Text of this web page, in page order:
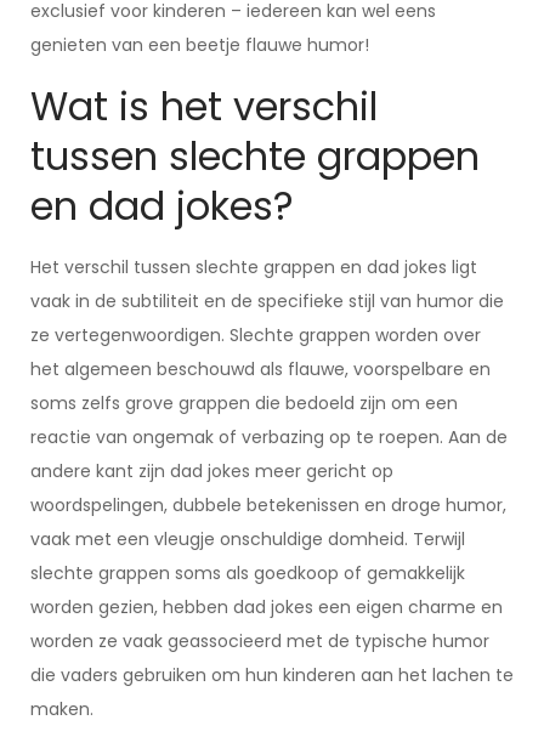
exclusief voor kinderen – iedereen kan wel eens
genieten van een beetje flauwe humor!
Wat is het verschil
tussen slechte grappen
en dad jokes?
Het verschil tussen slechte grappen en dad jokes ligt
vaak in de subtiliteit en de specifieke stijl van humor die
ze vertegenwoordigen. Slechte grappen worden over
het algemeen beschouwd als flauwe, voorspelbare en
soms zelfs grove grappen die bedoeld zijn om een
reactie van ongemak of verbazing op te roepen. Aan de
andere kant zijn dad jokes meer gericht op
woordspelingen, dubbele betekenissen en droge humor,
vaak met een vleugje onschuldige domheid. Terwijl
slechte grappen soms als goedkoop of gemakkelijk
worden gezien, hebben dad jokes een eigen charme en
worden ze vaak geassocieerd met de typische humor
die vaders gebruiken om hun kinderen aan het lachen te
maken.